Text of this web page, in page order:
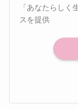
「あなたらしく
スを提供